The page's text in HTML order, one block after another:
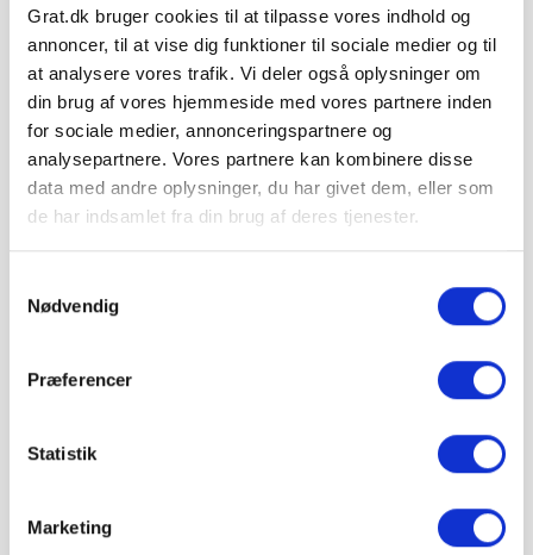
Grat.dk bruger cookies til at tilpasse vores indhold og
annoncer, til at vise dig funktioner til sociale medier og til
at analysere vores trafik. Vi deler også oplysninger om
din brug af vores hjemmeside med vores partnere inden
for sociale medier, annonceringspartnere og
analysepartnere. Vores partnere kan kombinere disse
data med andre oplysninger, du har givet dem, eller som
de har indsamlet fra din brug af deres tjenester.
Nødvendig
Præferencer
Statistik
Marketing
Levering & IBF Paller:
Levering:
Op til 7 paller: Jylland / Fyn. 1425 kr.
Op til 7 paller: Sjælland: 1675 kr.
Fra 8 paller: Gratis!
IBF Paller:
Depositum pr. palle: 195 kr.
Ved returnering af IBF paller gives 125 kr. retur.
Konkurrencedygtige priser
1-5 hverdages leveringstid. Levering med